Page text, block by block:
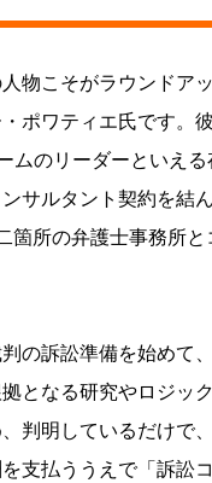
物こそがラウンドア
ポワティエ氏です。
ムのリーダーといえ
サルタント契約を結
箇所の弁護士事務所
の訴訟準備を始めて
となる研究やロジッ
判明しているだけで
支払ううえで「訴訟